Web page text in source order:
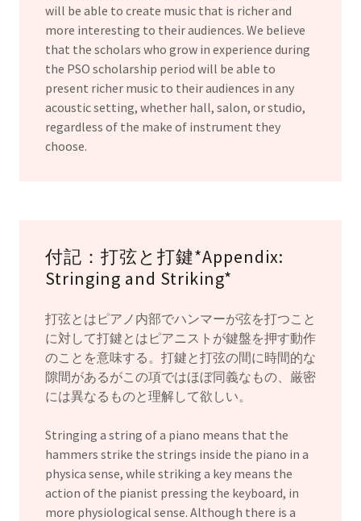
will be able to create music that is richer and
more interesting to their audiences. We believe
that the scholars who grow in experience during
the PSO scholarship period will be able to
present richer music to their audiences in any
acoustic setting, whether hall, salon, or studio,
regardless of the make of instrument they
choose.
付記：打弦と打鍵*Appendix:
Stringing and Striking*
打弦とはピアノ内部でハンマーが弦を打つこと
に対して打鍵とはピアニストが鍵盤を押す動作
のことを意味する。打鍵と打弦の間に時間的な
隙間があるがこの項ではほぼ同義なもの、厳密
には異なるものと理解して欲しい。
Stringing a string of a piano means that the
hammers strike the strings inside the piano in a
physica sense, while striking a key means the
action of the pianist pressing the keyboard, in
more physiological sense. Although there is a